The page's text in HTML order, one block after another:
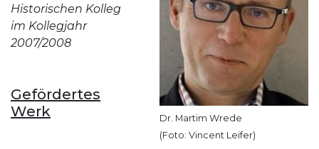
Dr. Martim Wrede
(Foto: Vincent Leifer)
Historischen Kolleg
im Kollegjahr
2007/2008
Gefördertes
Werk